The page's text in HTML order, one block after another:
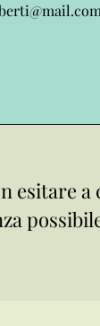
esitare